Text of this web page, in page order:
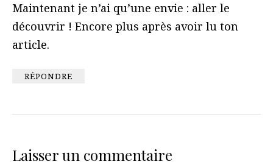
Maintenant je n’ai qu’une envie : aller le
découvrir ! Encore plus après avoir lu ton
article.
RÉPONDRE
Laisser un commentaire